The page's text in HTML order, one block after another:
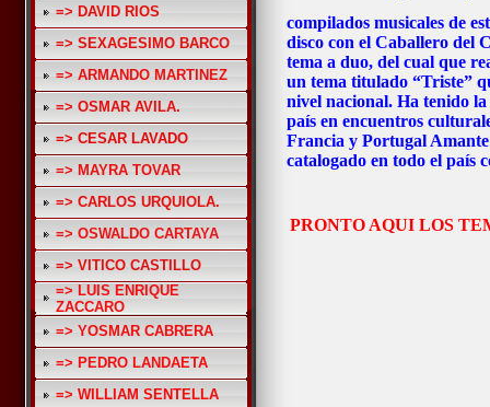
=> DAVID RIOS
=> SEXAGESIMO BARCO
=> ARMANDO MARTINEZ
=> OSMAR AVILA.
=> CESAR LAVADO
=> MAYRA TOVAR
=> CARLOS URQUIOLA.
=> OSWALDO CARTAYA
=> VITICO CASTILLO
=> LUIS ENRIQUE
ZACCARO
=> YOSMAR CABRERA
=> PEDRO LANDAETA
=> WILLIAM SENTELLA
compilados musicales de
disco con el Caballero del
tema a duo, del cual que
un tema titulado “Triste”
nivel nacional. Ha tenido
país en encuentros
Francia y Portugal
catalogado en todo el país
PRONTO AQUI LOS